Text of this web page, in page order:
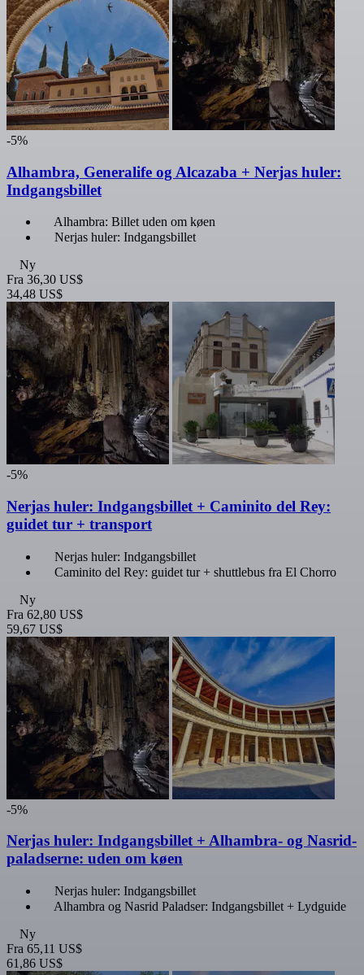
-5%
Alhambra, Generalife og Alcazaba + Nerjas huler:
Indgangsbillet
Alhambra: Billet uden om køen
Nerjas huler: Indgangsbillet
Ny
Fra 36,30 US$
34,48 US$
-5%
Nerjas huler: Indgangsbillet + Caminito del Rey:
guidet tur + transport
Nerjas huler: Indgangsbillet
Caminito del Rey: guidet tur + shuttlebus fra El Chorro
Ny
Fra 62,80 US$
59,67 US$
-5%
Nerjas huler: Indgangsbillet + Alhambra- og Nasrid-
paladserne: uden om køen
Nerjas huler: Indgangsbillet
Alhambra og Nasrid Paladser: Indgangsbillet + Lydguide
Ny
Fra 65,11 US$
61,86 US$